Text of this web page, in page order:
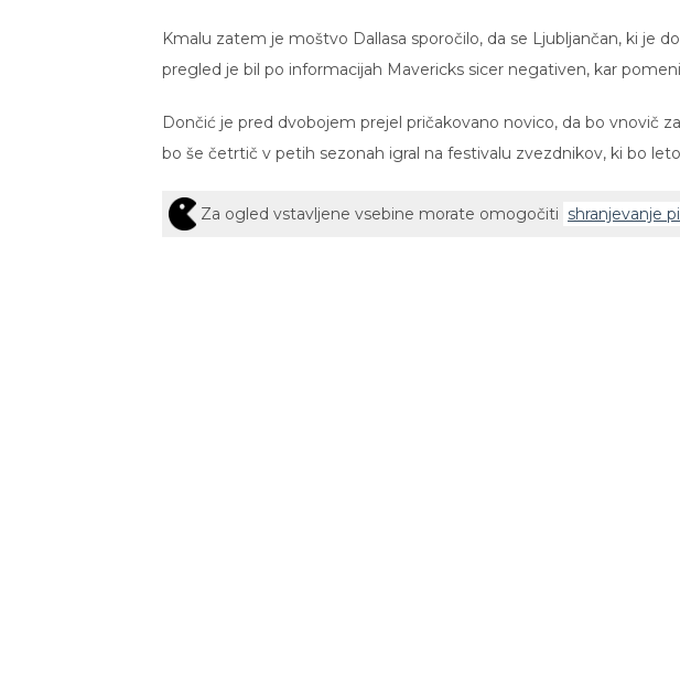
Kmalu zatem je moštvo Dallasa sporočilo, da se Ljubljančan, ki je
pregled je bil po informacijah Mavericks sicer negativen, kar
Dončić je pred dvobojem prejel pričakovano novico, da bo vnovič
bo še četrtič v petih sezonah igral na festivalu zvezdnikov, ki bo
Za ogled vstavljene vsebine morate omogočiti shranjevanje